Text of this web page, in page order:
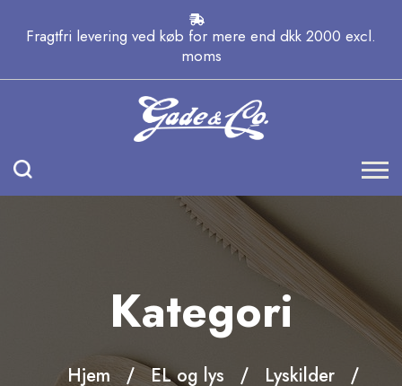
Fragtfri levering ved køb for mere end dkk 2000 excl.
moms
Kategori
Hjem EL og lys
Lyskilder